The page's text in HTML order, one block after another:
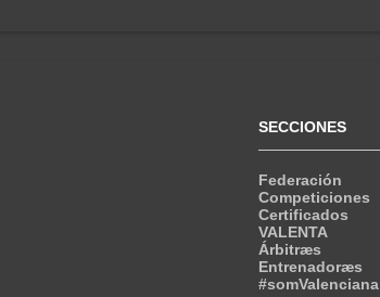
SECCIONES
Federación
Competiciones
Certificados
VALENTA
Árbitræs
Entrenadoræs
#somValenciana